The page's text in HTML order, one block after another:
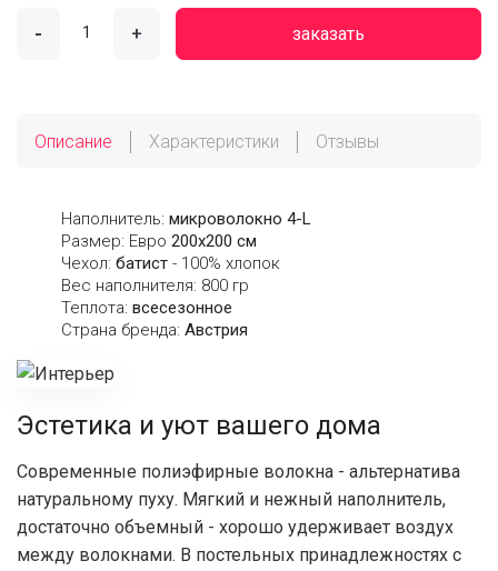
- + заказать
Описание Характеристики Отзывы
Наполнитель: микроволокно 4-L
Размер: Евро 200х200 см
Чехол: батист - 100% хлопок
Вес наполнителя: 800 гр
Теплота: всесезонное
Страна бренда: Австрия
Эстетика и уют вашего дома
Современные полиэфирные волокна - альтернатива
натуральному пуху. Мягкий и нежный наполнитель,
достаточно объемный - хорошо удерживает воздух
между волокнами. В постельных принадлежностях с